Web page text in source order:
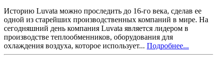
Историю Luvata можно проследить до 16-го века, сделав ее
одной из старейших производственных компаний в мире. На
сегодняшний день компания Luvata является лидером в
производстве теплообменников, оборудования для
охлаждения воздуха, которое использует... Подробнее...